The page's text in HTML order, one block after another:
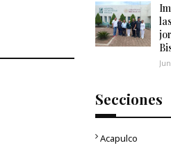
Secciones
Acapulco